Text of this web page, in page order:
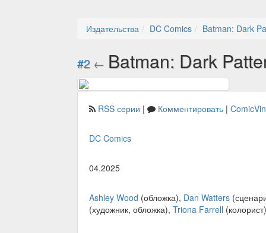
Издательства DC Comics Batman: Dark
#2 ← Batman: Dark
RSS серии | Комментировать |
DC Comics
04.2025
Ashley Wood (обложка), Dan Watters
(художник, обложка), Triona Farrell (колорист)